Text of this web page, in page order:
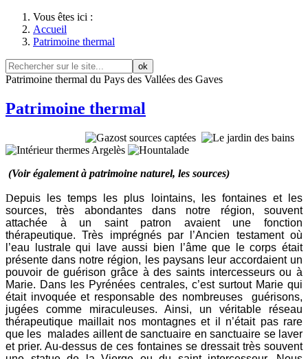
Vous êtes ici :
Accueil
Patrimoine thermal
ok
Patrimoine thermal du Pays des Vallées des Gaves
Patrimoine thermal
(Voir également à patrimoine naturel, les sources)
Depuis les temps les plus lointains, les fontaines et les
sources, très abondantes dans notre région, souvent
attachée à un saint patron avaient une fonction
thérapeutique. Très imprégnés par l’Ancien testament où
l’eau lustrale qui lave aussi bien l’âme que le corps était
présente dans notre région, les paysans leur accordaient un
pouvoir de guérison grâce à des saints intercesseurs ou à
Marie. Dans les Pyrénées centrales, c’est surtout Marie qui
était invoquée et responsable des nombreuses guérisons,
jugées comme miraculeuses. Ainsi, un véritable réseau
thérapeutique maillait nos montagnes et il n’était pas rare
que les malades aillent de sanctuaire en sanctuaire se laver
et prier. Au-dessus de ces fontaines se dressait très souvent